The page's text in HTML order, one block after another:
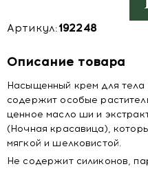
Артикул:192248
Описание товара
Насыщенный крем для
содержит особые
ценное масло ши и
(Ночная красавица),
мягкой и шелковистой.
Не содержит силиконов,